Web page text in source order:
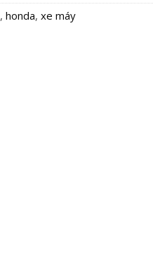
, honda, xe máy